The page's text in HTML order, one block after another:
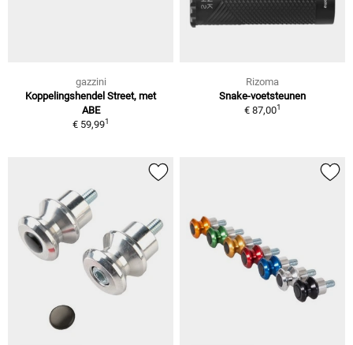
gazzini
Koppelingshendel Street, met
ABE
€ 59,991
Rizoma
Snake-voetsteunen
€ 87,001